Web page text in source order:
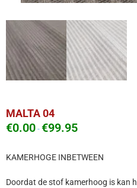
MALTA 04
€0.00-€99.95
KAMERHOGE INBETWEEN
Doordat de stof kamerhoog is kan